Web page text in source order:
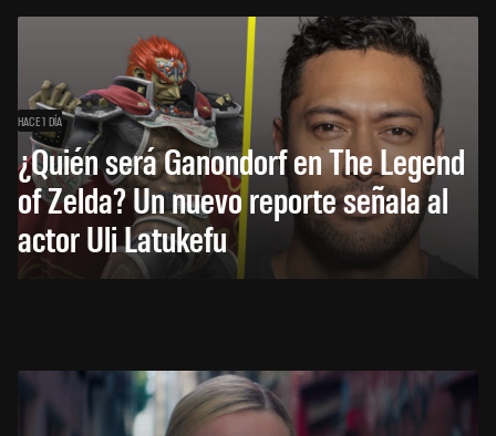
HACE 1 DÍA
¿Quién será Ganondorf en The Legend
of Zelda? Un nuevo reporte señala al
actor Uli Latukefu